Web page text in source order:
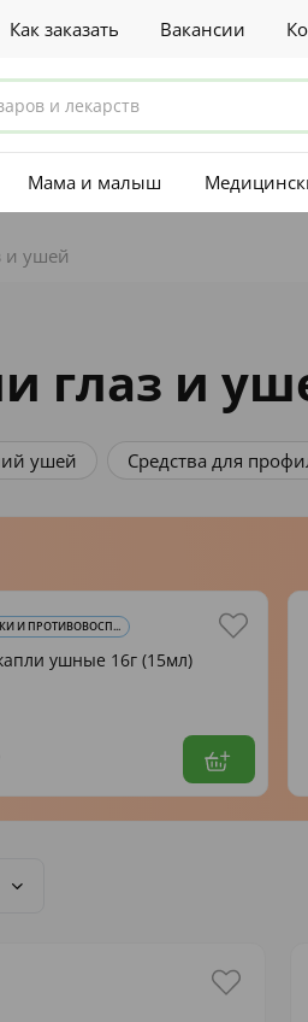
Как заказать Вакансии
Мама и малыш
и ушей
глаз и
ушей Средства для
И ПРОТИВОВОСП...
ушные 16г (15мл)